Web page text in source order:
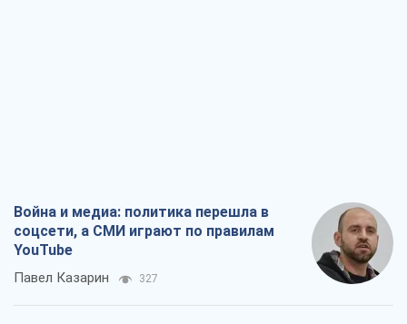
Война и медиа: политика перешла в
соцсети, а СМИ играют по правилам
YouTube
Павел Казарин 327